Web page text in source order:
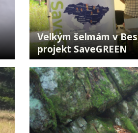
Velkým šelmám v
projekt SaveGREEN